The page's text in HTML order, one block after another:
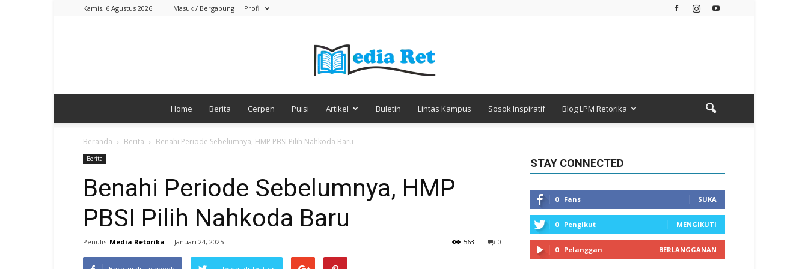
Kamis, 6 Agustus 2026 Masuk / Bergabung Profil
Media
Retorika
Home Berita Cerpen Puisi Artikel Buletin Lintas Kampus Sosok Inspiratif Blog LPM Retorika
Beranda Berita Benahi Periode Sebelumnya, HMP PBSI Pilih Nahkoda Baru
Berita
Benahi Periode Sebelumnya, HMP
PBSI Pilih Nahkoda Baru
Penulis Media Retorika - Januari 24, 2025 0
563
STAY CONNECTED
0 Fans SUKA
0 Pengikut MENGIKUTI
0 Pelanggan BERLANGGANAN